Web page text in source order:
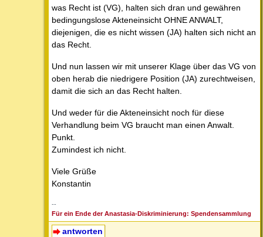
was Recht ist (VG), halten sich dran und gewähren
bedingungslose Akteneinsicht OHNE ANWALT,
diejenigen, die es nicht wissen (JA) halten sich nicht an
das Recht.
Und nun lassen wir mit unserer Klage über das VG von
oben herab die niedrigere Position (JA) zurechtweisen,
damit die sich an das Recht halten.
Und weder für die Akteneinsicht noch für diese
Verhandlung beim VG braucht man einen Anwalt.
Punkt.
Zumindest ich nicht.
Viele Grüße
Konstantin
--
Für ein Ende der Anastasia-Diskriminierung: Spendensammlung
antworten